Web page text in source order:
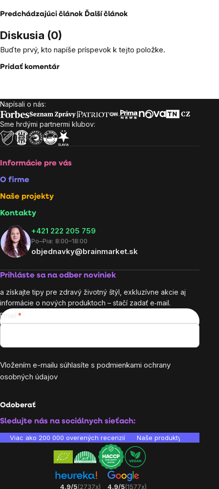
Predchádzajúci článok Ďalší článok
Diskusia (0)
Buďte prvý, kto napíše príspevok k tejto položke.
Pridať komentár
Zápätie
Napísali o nás:
Sme hrdými partnermi klubov:
Informácie pre vás
O firme
Naše projekty
Kontakty
+421 222 205 759
Po–Pia: 8:00–18:00
objednavky@brainmarket.sk
Prihláste sa na odber noviniek
a získajte tipy pre zdravý životný štýl, exkluzívne akcie aj
informácie o nových produktoch – stačí zadať e‑mail.
Email
Vložením e-mailu súhlasíte s podmienkami ochrany
osobných údajov
Odoberať
Sledujte nás na sociálnych sieťach:
Viac ako 200 000 overených recenzií Naše produkty sú
4.9/5(2737x) 4.9/5(1577x)